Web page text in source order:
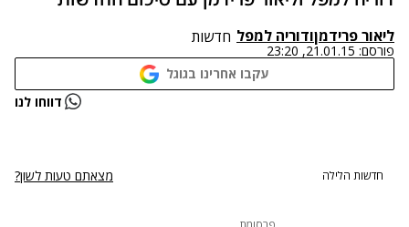
ליאור פרידמןודוריה למפל חדשות
פורסם: 21.01.15, 23:20
עקבו אחרינו בגוגל
נתקלנו בבעיה דווחו לנו
חדשות הלילה מצאתם טעות לשון?